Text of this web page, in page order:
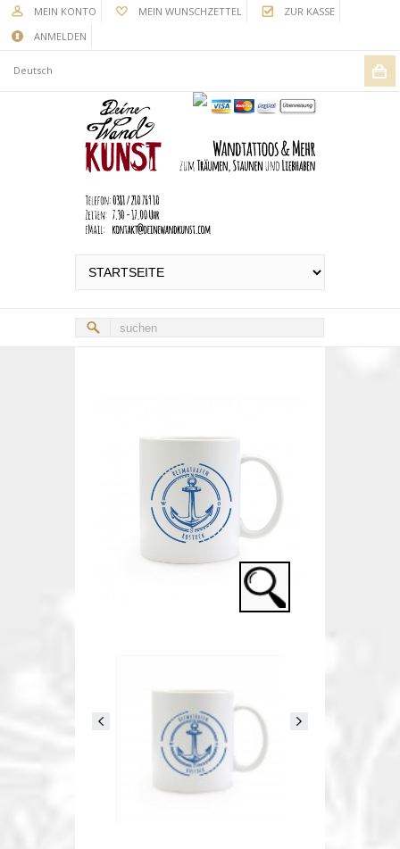
MEIN KONTO MEIN WUNSCHZETTEL
ZUR KASSE
ANMELDEN
Deutsch